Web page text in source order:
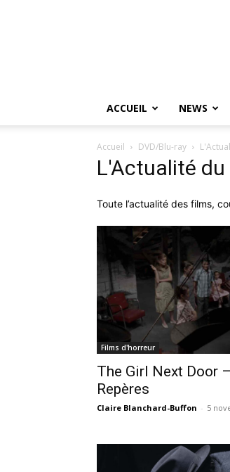
ACCUEIL NEWS
Accueil DVD/Blu-ray
L'Actualité du
Toute l’actualité des films,
Films d'horreur
The Girl Next Door
Repères
Claire Blanchard-Buffon - 5